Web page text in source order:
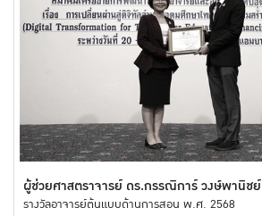
ผู้ช่วยศาสตราจารย์ ดร.กรรณิการ์ วงษ์พานิชย์
รางวัลอาจารย์ต้นแบบด้านการสอน พ.ศ. 2568